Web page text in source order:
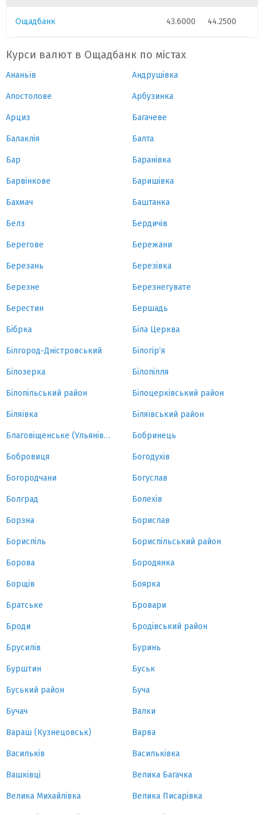
Ощадбанк 43.6000 44.2500
Курси валют в Ощадбанк по містах
Ананьїв Андрушівка
Апостолове Арбузинка
Арциз Багачеве
Балаклія Балта
Бар Баранівка
Барвінкове Баришівка
Бахмач Баштанка
Белз Бердичів
Берегове Бережани
Березань Березівка
Березне Березнегувате
Берестин Бершадь
Бібрка Біла Церква
Білгород-Дністровський Білогір’я
Білозерка Білопілля
Білопільський район Білоцерківський район
Біляївка Біляївський район
Благовіщенське (Ульянівка) Бобринець
Бобровиця Богодухів
Богородчани Богуслав
Болград Болехів
Борзна Борислав
Бориспіль Бориспільський район
Борова Бородянка
Борщів Боярка
Братське Бровари
Броди Бродівський район
Брусилів Буринь
Бурштин Буськ
Буський район Буча
Бучач Валки
Вараш (Кузнецовськ) Варва
Васильків Васильківка
Вашківці Велика Багачка
Велика Михайлівка Велика Писарівка